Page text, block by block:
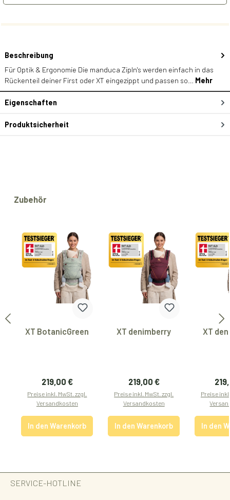
Beschreibung
Für Optik & Ergonomie Die manduca ZipIn's werden einfach in das
Rückenteil deiner First oder XT eingezippt und passen so… Mehr
Eigenschaften
Produktsicherheit
Produktgalerie überspringen
Zubehör
XT BotanicGreen
Regulärer Preis:
219,00 €
Preise inkl. MwSt. zzgl.
Versandkosten
In den Warenkorb
XT denimberry
Regulärer Preis:
219,00 €
Preise inkl. MwSt. zzgl.
Versandkosten
In den Warenkorb
XT
Preise
In den
SERVICE-HOTLINE